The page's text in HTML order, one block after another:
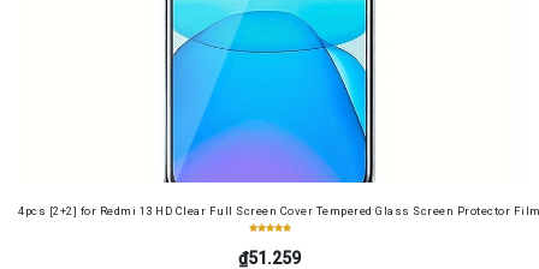
4pcs [2+2] for Redmi 13 HD Clear Full Screen Cover Tempered Glass Screen Protector
₫51.259